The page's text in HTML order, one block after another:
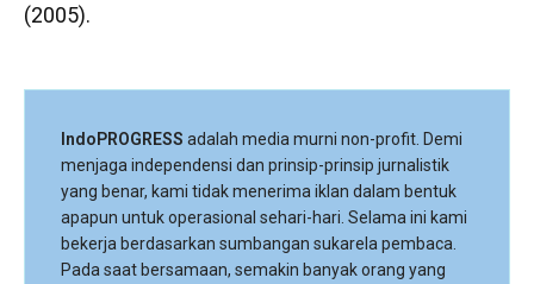
(2005).
IndoPROGRESS adalah media murni non-profit. Demi
menjaga independensi dan prinsip-prinsip jurnalistik
yang benar, kami tidak menerima iklan dalam bentuk
apapun untuk operasional sehari-hari. Selama ini kami
bekerja berdasarkan sumbangan sukarela pembaca.
Pada saat bersamaan, semakin banyak orang yang